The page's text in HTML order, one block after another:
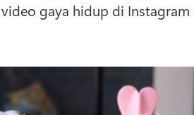
gaya hidup di Instagram